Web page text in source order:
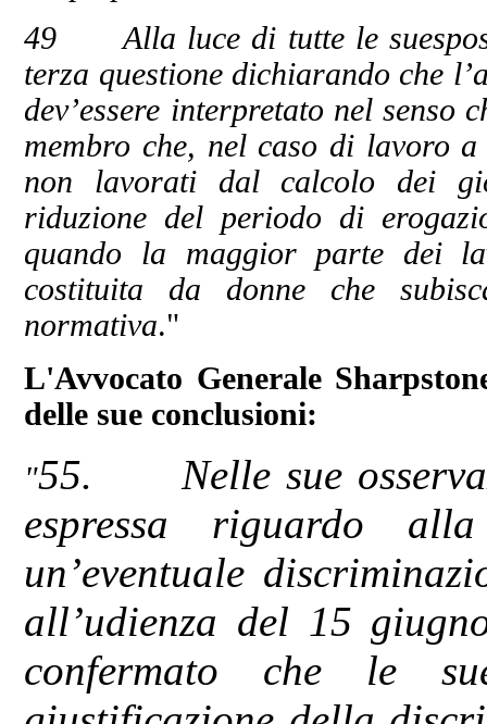
49 Alla luce di tutte le
terza questione dichiarando che
dev’essere interpretato nel senso
membro che, nel caso di lavoro
non lavorati dal calcolo dei
riduzione del periodo di
quando la maggior parte dei
costituita da donne che
normativa."
L'Avvocato Generale
delle sue conclusioni:
"55. Nelle sue
espressa riguardo
un’eventuale
all’udienza del 15
confermato che le